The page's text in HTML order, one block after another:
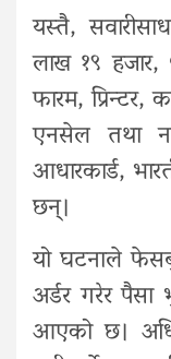
यस्तै,
लाख १९ हजार,
फारम, प्रिन्टर,
एनसेल तथा
आधारकार्ड,
छन्।
यो घटनाले
अर्डर गरेर पैसा
आएको छ।